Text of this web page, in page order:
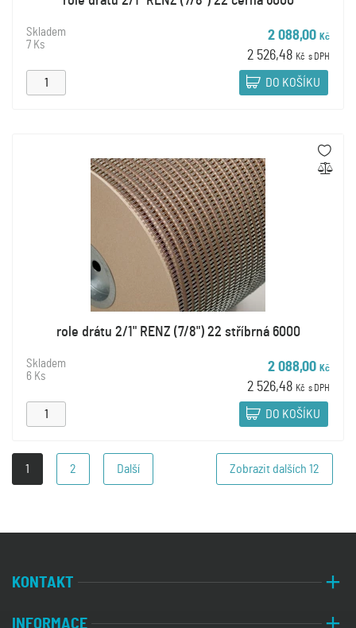
Skladem
7 Ks
2 088,00 Kč
2 526,48 Kč s DPH
DO KOŠÍKU
role drátu 2/1" RENZ (7/8") 22 stříbrná 6000
Skladem
6 Ks
2 088,00 Kč
2 526,48 Kč s DPH
DO KOŠÍKU
1 2 Další Zobrazit dalších 12
KONTAKT
INFORMACE